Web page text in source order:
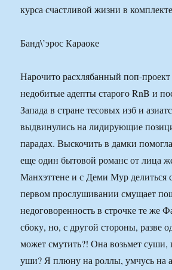
курса счастливой жизни в
Банд\’эрос Караоке
Нарочито расхлябанный поп-проект
недобитые адепты старого RnB и
Запада в стране тесовых изб и
выдвинулись на лидирующие
парадах. Выскочить в дамки
еще один бытовой романс от лица
Манхэттене и с Деми Мур делиться
первом прослушивании смущает
недоговоренность в строчке те же
сбоку, но, с другой стороны, разве
может смутить?! Она возьмет суши,
уши? Я плюну на роллы, умчусь на